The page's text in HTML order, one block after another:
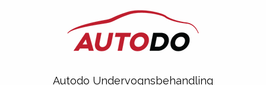
Autodo Undervognsbehandling